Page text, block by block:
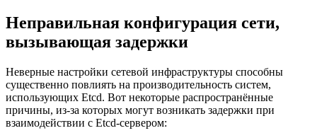
Неправильная конфигурация сети,
вызывающая задержки
Неверные настройки сетевой инфраструктуры способны
существенно повлиять на производительность систем,
использующих Etcd. Вот некоторые распространённые
причины, из-за которых могут возникать задержки при
взаимодействии с Etcd-сервером: